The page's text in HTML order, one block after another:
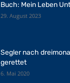
Buch: Mein Leben
29. August 2023
Segler nach
gerettet
6. Mai 2020